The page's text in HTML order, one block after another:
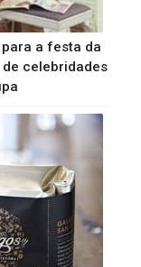
a festa da
celebridades